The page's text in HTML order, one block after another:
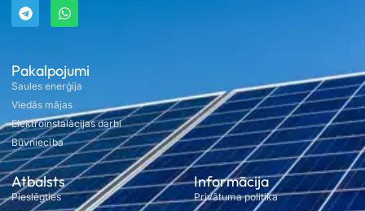
Pakalpojumi
Saules enerģija
Viedās mājas
Elektroinstalācijas darbi
Būvniecība
Atbalsts
Pieslēgties
Informācija
Privātuma politika